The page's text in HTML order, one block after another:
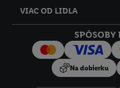
VIAC OD LIDLA
SPÔSOBY
Na dobierku